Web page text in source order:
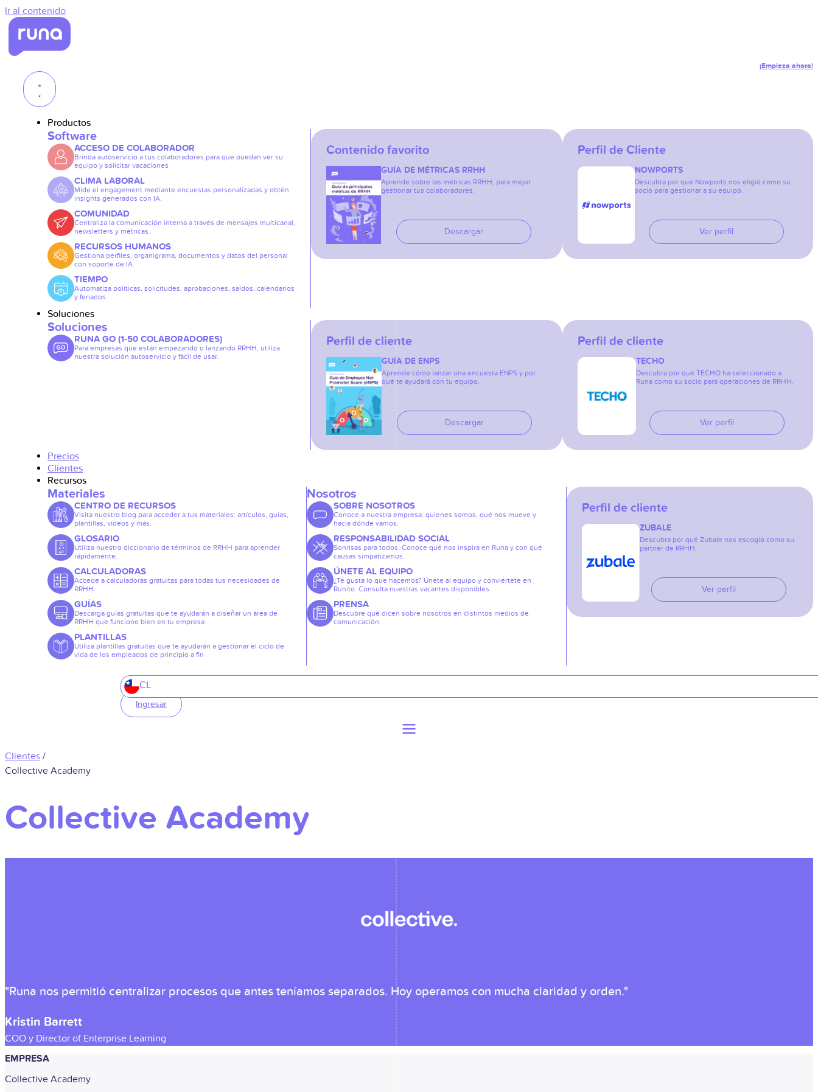
Ir al contenido
¡Empieza ahora!
Productos
Software
ACCESO DE COLABORADOR
Brinda autoservicio a tus colaboradores para que puedan ver su
equipo y solicitar vacaciones
CLIMA LABORAL
Mide el engagement mediante encuestas personalizadas y obtén
insights generados con IA.
COMUNIDAD
Centraliza la comunicación interna a través de mensajes multicanal,
newsletters y métricas.
RECURSOS HUMANOS
Gestiona perfiles, organigrama, documentos y datos del personal
con soporte de IA.
TIEMPO
Automatiza políticas, solicitudes, aprobaciones, saldos, calendarios
y feriados.
Contenido favorito
GUÍA DE MÉTRICAS RRHH
Aprende sobre las métricas RRHH, para mejor
gestionar tus colaboradores.
Descargar
Perfil de Cliente
NOWPORTS
Descubra por qué Nowports nos eligió como su
socio para gestionar a su equipo.
Ver perfil
Soluciones
Soluciones
RUNA GO (1-50 COLABORADORES)
Para empresas que están empezando o lanzando RRHH, utiliza
nuestra solución autoservicio y fácil de usar.
Perfil de cliente
GUÍA DE ENPS
Aprende cómo lanzar una encuesta ENPS y por
qué te ayudará con tu equipo.
Descargar
Perfil de cliente
TECHO
Descubra por qué TECHO ha seleccionado a
Runa como su socio para operaciones de RRHH.
Ver perfil
Precios
Clientes
Recursos
Materiales
CENTRO DE RECURSOS
Visita nuestro blog para acceder a tus materiales: artículos, guías,
plantillas, vídeos y más.
GLOSARIO
Utiliza nuestro diccionario de términos de RRHH para aprender
rápidamente.
CALCULADORAS
Accede a calculadoras gratuitas para todas tus necesidades de
RRHH.
GUÍAS
Descarga guías gratuitas que te ayudarán a diseñar un área de
RRHH que funcione bien en tu empresa
PLANTILLAS
Utiliza plantillas gratuitas que te ayudarán a gestionar el ciclo de
vida de los empleados de principio a fin
Nosotros
SOBRE NOSOTROS
Conoce a nuestra empresa: quienes somos, qué nos mueve y
hacia dónde vamos.
RESPONSABILIDAD SOCIAL
Sonrisas para todos. Conoce qué nos inspira en Runa y con qué
causas simpatizamos.
ÚNETE AL EQUIPO
¿Te gusta lo que hacemos? Únete al equipo y conviértete en
Runito. Consulta nuestras vacantes disponibles.
PRENSA
Descubre qué dicen sobre nosotros en distintos medios de
comunicación.
Perfil de cliente
ZUBALE
Descubra por qué Zubale nos escogió como su
partner de RRHH.
Ver perfil
CL
Ingresar
Clientes /
Collective Academy
Collective Academy
"Runa nos permitió centralizar procesos que antes teníamos separados. Hoy operamos con mucha claridad y orden."
Kristin Barrett
COO y Director of Enterprise Learning
EMPRESA
Collective Academy